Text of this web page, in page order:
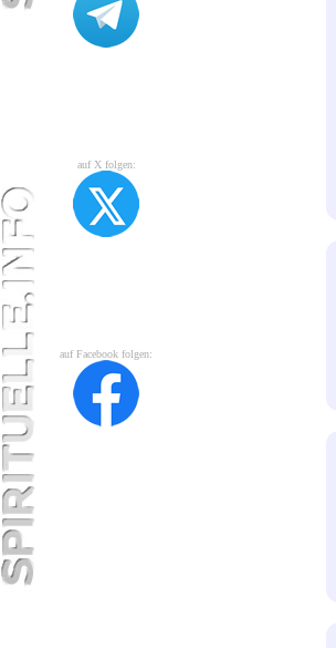
auf X folgen:
auf Facebook folgen: